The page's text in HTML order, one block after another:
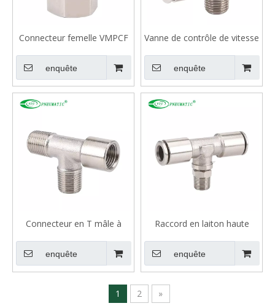
Connecteur femelle VMPCF
enquête
Vanne de contrôle de vitesse
enquête
Connecteur en T mâle à
enquête
Raccord en laiton haute
filetage mâle, 870 Psi
enquête
1 2 »